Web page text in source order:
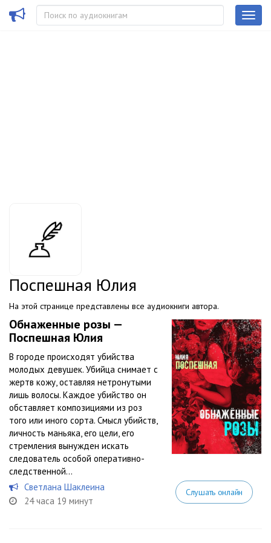
Поспешная Юлия
На этой странице представлены все аудиокниги автора.
Обнаженные розы —
Поспешная Юлия
В городе происходят убийства
молодых девушек. Убийца снимает с
жертв кожу, оставляя нетронутыми
лишь волосы. Каждое убийство он
обставляет композициями из роз
того или иного сорта. Смысл убийств,
личность маньяка, его цели, его
стремления вынужден искать
следователь особой оперативно-
следственной...
Светлана Шаклеина
24 часа 19 минут
Слушать онлайн